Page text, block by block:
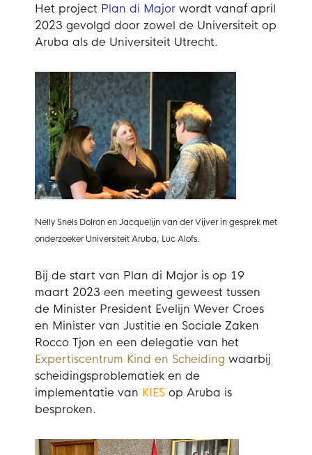
Het project Plan di Major wordt vanaf april
2023 gevolgd door zowel de Universiteit op
Aruba als de Universiteit Utrecht.
Nelly Snels Dolron en Jacquelijn van der Vijver in gesprek met
onderzoeker Universiteit Aruba, Luc Alofs.
Bij de start van Plan di Major is op 19
maart 2023 een meeting geweest tussen
de Minister President Evelijn Wever Croes
en Minister van Justitie en Sociale Zaken
Rocco Tjon en een delegatie van het
Expertiscentrum Kind en Scheiding waarbij
scheidingsproblematiek en de
implementatie van KIES op Aruba is
besproken.